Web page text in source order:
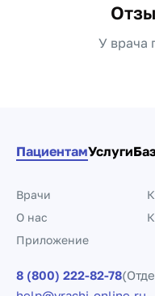
У врача
ПациентамУслуги
Врачи
О нас
Приложение
8 (800) 222-82-78